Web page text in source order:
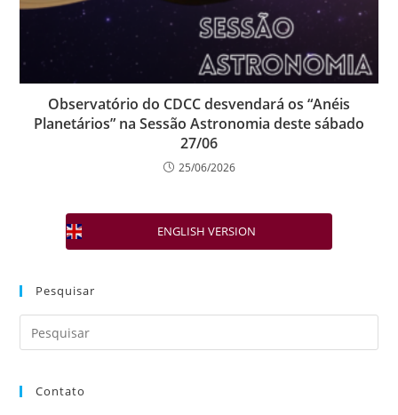
Observatório do CDCC desvendará os “Anéis
Planetários” na Sessão Astronomia deste sábado
27/06
25/06/2026
ENGLISH VERSION
Pesquisar
Contato